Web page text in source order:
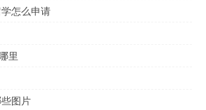
怎么申请
里
图片